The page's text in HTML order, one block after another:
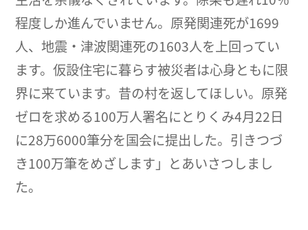
程度しか進んでいません。原発関連死が1699
人、地震・津波関連死の1603人を上回ってい
ます。仮設住宅に暮らす被災者は心身ともに限
界に来ています。昔の村を返してほしい。原発
ゼロを求める100万人署名にとりくみ4月22日
に28万6000筆分を国会に提出した。引きつづ
き100万筆をめざします」とあいさつしまし
た。